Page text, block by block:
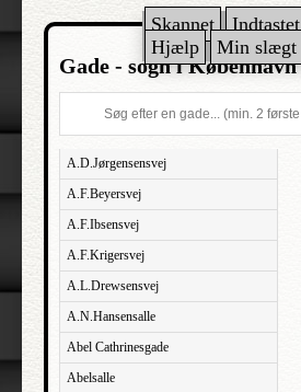
Skannet Indtastet
Hjælp
Min slægt
Gade - sogn i København
A.D.Jørgensensvej
A.F.Beyersvej
A.F.Ibsensvej
A.F.Krigersvej
A.L.Drewsensvej
A.N.Hansensalle
Abel Cathrinesgade
Abelsalle